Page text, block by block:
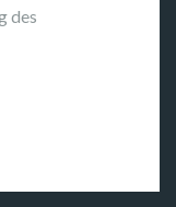
des